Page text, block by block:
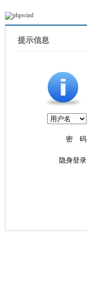
提示信息
密 码
隐身登录